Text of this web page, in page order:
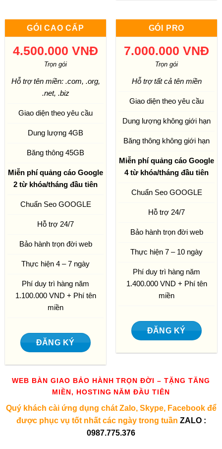
GÓI CAO CẤP
4.500.000 VNĐ
Trọn gói
Hỗ trợ tên miền: .com, .org,
.net, .biz
Giao diện theo yêu cầu
Dung lượng 4GB
Băng thông 45GB
Miễn phí quảng cáo Google
2 từ khóa/tháng đầu tiên
Chuẩn Seo GOOGLE
Hỗ trợ 24/7
Bảo hành trọn đời web
Thực hiện 4 – 7 ngày
Phí duy trì hàng năm
1.100.000 VND + Phí tên
miền
ĐĂNG KÝ
GÓI PRO
7.000.000 VNĐ
Trọn gói
Hỗ trợ tất cả tên miền
Giao diện theo yêu cầu
Dung lượng không giới hạn
Băng thông không giới hạn
Miễn phí quảng cáo Google
4 từ khóa/tháng đầu tiên
Chuẩn Seo GOOGLE
Hỗ trợ 24/7
Bảo hành trọn đời web
Thực hiện 7 – 10 ngày
Phí duy trì hàng năm
1.400.000 VND + Phí tên
miền
ĐĂNG KÝ
WEB BÀN GIAO BẢO HÀNH TRỌN ĐỜI – TẶNG TĂNG
MIỀN, HOSTING NĂM ĐẦU TIÊN
Quý khách cài ứng dụng chát Zalo, Skype, Facebook để
được phục vụ tốt nhất các ngày trong tuần ZALO :
0987.775.376